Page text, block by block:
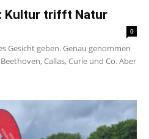
Kultur trifft Natur
0
Gesicht geben. Genau genommen
Callas, Curie und Co. Aber